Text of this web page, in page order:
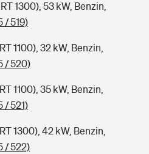
1300), 53 kW, Benzin,
/ 519)
1100), 32 kW, Benzin,
/ 520)
1100), 35 kW, Benzin,
/ 521)
1300), 42 kW, Benzin,
/ 522)